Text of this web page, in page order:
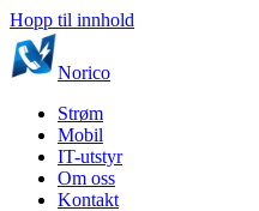
Hopp til innhold
Norico
Strøm
Mobil
IT-utstyr
Om oss
Kontakt